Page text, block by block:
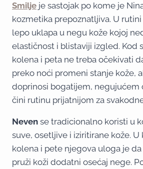
Smilje je sastojak po kome je
kozmetika prepoznatljiva. U
lepo uklapa u negu kože kojoj
elastičnost i blistaviji izgled. Kod
kolena i peta ne treba očekivati
preko noći promeni stanje kože,
doprinosi bogatijem, negujućem
čini rutinu prijatnijom za
Neven se tradicionalno koristi u
suve, osetljive i iziritirane kože. U
kolena i pete njegova uloga je
pruži koži dodatni osećaj nege.